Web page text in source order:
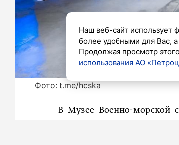
Фото: t.me/hcska
В Музее Военно-морской
Наш веб-сайт использует
более удобными для Вас, а
Продолжая просмотр
использования АО